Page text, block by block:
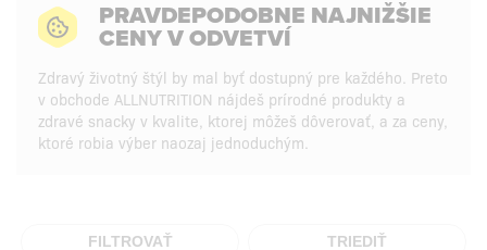
PRAVDEPODOBNE NAJNIŽŠIE
CENY V ODVETVÍ
Zdravý životný štýl by mal byť dostupný pre každého. Preto
v obchode ALLNUTRITION nájdeš prírodné produkty a
zdravé snacky v kvalite, ktorej môžeš dôverovať, a za ceny,
ktoré robia výber naozaj jednoduchým.
FILTROVAŤ TRIEDIŤ